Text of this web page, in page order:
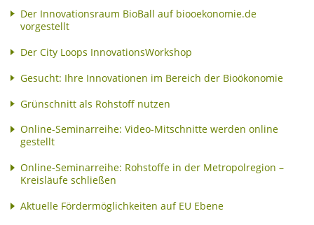
Der Innovationsraum BioBall auf biooekonomie.de
vorgestellt
Der City Loops InnovationsWorkshop
Gesucht: Ihre Innovationen im Bereich der Bioökonomie
Grünschnitt als Rohstoff nutzen
Online-Seminarreihe: Video-Mitschnitte werden online
gestellt
Online-Seminarreihe: Rohstoffe in der Metropolregion –
Kreisläufe schließen
Aktuelle Fördermöglichkeiten auf EU Ebene